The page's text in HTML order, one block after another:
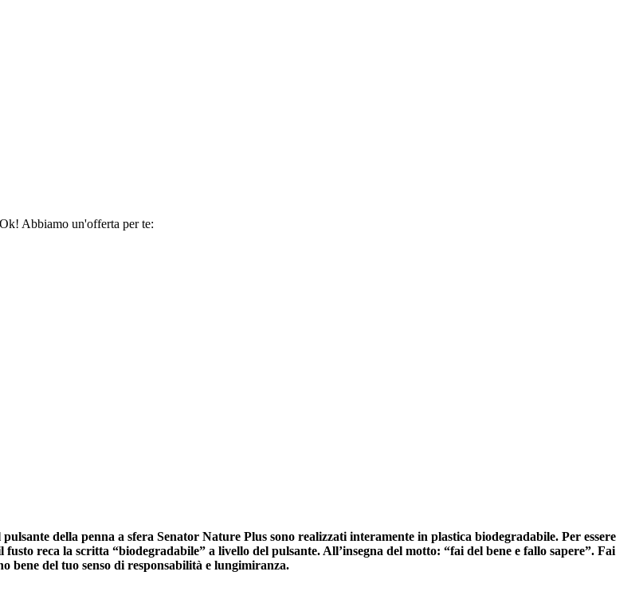
Abbiamo un'offerta per te:
della penna a sfera Senator Nature Plus sono realizzati interamente in plastica biodegradabile. Per essere
reca la scritta “biodegradabile” a livello del pulsante. All’insegna del motto: “fai del bene e fallo sapere”. Fai
bene del tuo senso di responsabilità e lungimiranza.